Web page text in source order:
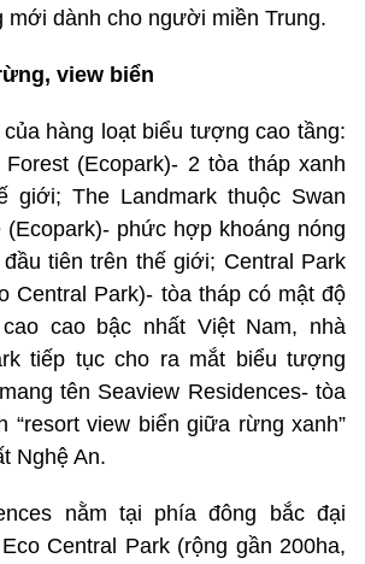
mới dành cho người miền Trung.
view biển
hàng loạt biểu tượng cao tầng:
(Ecopark)- 2 tòa tháp xanh
giới; The Landmark thuộc Swan
(Ecopark)- phức hợp khoáng nóng
tiên trên thế giới; Central Park
Central Park)- tòa tháp có mật độ
cao bậc nhất Việt Nam, nhà
tiếp tục cho ra mắt biểu tượng
tên Seaview Residences- tòa
“resort view biển giữa rừng xanh”
Nghệ An.
nằm tại phía đông bắc đại
Central Park (rộng gần 200ha,